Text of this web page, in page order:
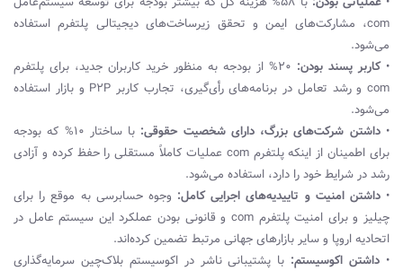
com، مشارکت‌های ‌ایمن و تحقق زیرساخت‌های دیجیتالی پلتفرم استفاده
می‌شود.
•کاربر پسند بودن:
20% از بودجه به منظور خرید کاربران جدید، برای پلتفرم
com و رشد تعامل در برنامه‌های رأی‌گیری، تجارب کاربر P2P و بازار استفاده
می‌شود.
•داشتن شرکت‌های بزرگ، دارای شخصیت حقوقی:
با ساختار 10% که بودجه
برای اطمینان از اینکه پلتفرم com عملیات کاملاً مستقلی را حفظ کرده و آزادی
رشد در شرایط خود را دارد، استفاده می‌شود.
•داشتن امنیت و تاییدیه‌های اجرایی کامل: وجوه حسابرسی به موقع را برای
چیلیز و برای امنیت پلتفرم com و قانونی بودن عملکرد این سیستم‌ عامل در
اتحادیه اروپا و سایر بازارهای جهانی مرتبط تضمین کرده‌اند.
• داشتن اکوسیستم: با پشتیبانی ناشر در اکوسیستم بلاک‌چین سرمایه‌گذاری